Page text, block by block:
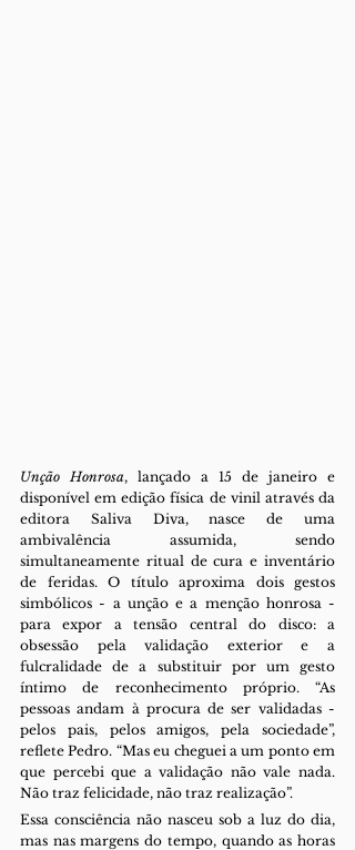
Unção Honrosa, lançado a 15 de janeiro e
disponível em edição física de vinil através da
editora Saliva Diva, nasce de uma
ambivalência assumida, sendo
simultaneamente ritual de cura e inventário
de feridas. O título aproxima dois gestos
simbólicos - a unção e a menção honrosa -
para expor a tensão central do disco: a
obsessão pela validação exterior e a
fulcralidade de a substituir por um gesto
íntimo de reconhecimento próprio. “As
pessoas andam à procura de ser validadas -
pelos pais, pelos amigos, pela sociedade”,
reflete Pedro. “Mas eu cheguei a um ponto em
que percebi que a validação não vale nada.
Não traz felicidade, não traz realização”.
Essa consciência não nasceu sob a luz do dia,
mas nas margens do tempo, quando as horas